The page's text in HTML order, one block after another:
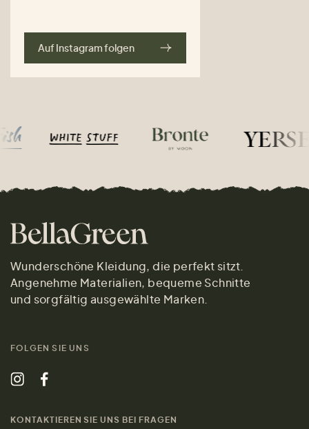
Auf Instagram folgen
Wunderschöne Kleidung, die perfekt sitzt.
Angenehme Materialien, bequeme Schnitte
und sorgfältig ausgewählte Marken.
FOLGEN SIE UNS
KONTAKTIEREN SIE UNS BEI FRAGEN